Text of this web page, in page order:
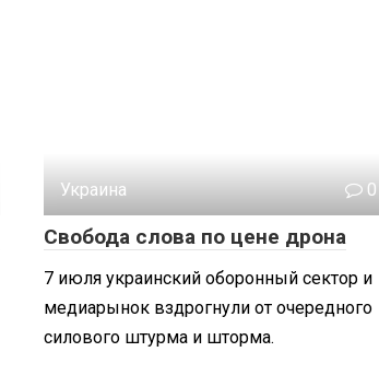
Украина 0
Свобода слова по цене дрона
7 июля украинский оборонный сектор и
медиарынок вздрогнули от очередного
силового штурма и шторма.